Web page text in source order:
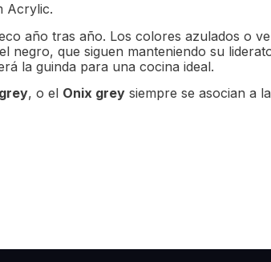
Acrylic.
año tras año. Los colores azulados o
que siguen manteniendo su
la guinda para una cocina ideal.
, o el Onix grey siempre se asocian a